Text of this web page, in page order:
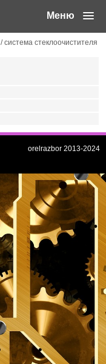
Меню
/ система стеклоочистителя
orelrazbor 2013-2024